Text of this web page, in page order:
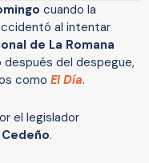
cuando la
al intentar
de La Romana
del despegue,
como El Día.
el legislador
.